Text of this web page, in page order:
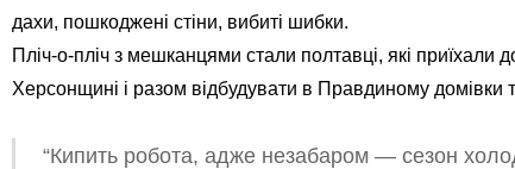
дахи, пошкоджені стіни, вибиті шибки.
Пліч-о-пліч з мешканцями стали полтавці, які приїхали
Херсонщині і разом відбудувати в Правдиному домівки
“Кипить робота, адже незабаром — сезон